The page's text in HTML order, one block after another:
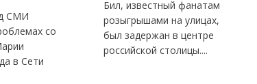
СМИ
со
в Сети
Бил, известный фанатам
розыгрышами на улицах,
был задержан в центре
российской столицы....